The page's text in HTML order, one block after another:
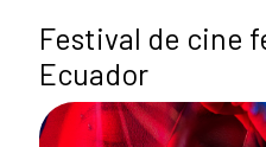
Festival de cine
Ecuador